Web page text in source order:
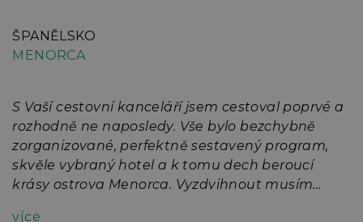
ŠPANĚLSKO
MENORCA
S Vaší cestovní kanceláří jsem cestoval poprvé a
rozhodně ne naposledy. Vše bylo bezchybně
zorganizované, perfektně sestavený program,
skvěle vybraný hotel a k tomu dech beroucí
krásy ostrova Menorca. Vyzdvihnout musím
více